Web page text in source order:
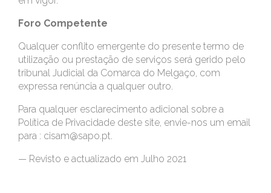
Foro Competente
Qualquer conflito emergente do presente termo de
utilização ou prestação de serviços será gerido pelo
tribunal Judicial da Comarca do Melgaço, com
expressa renúncia a qualquer outro.
Para qualquer esclarecimento adicional sobre a
Política de Privacidade deste site, envie-nos um email
para : cisam@sapo.pt.
— Revisto e actualizado em Julho 2021